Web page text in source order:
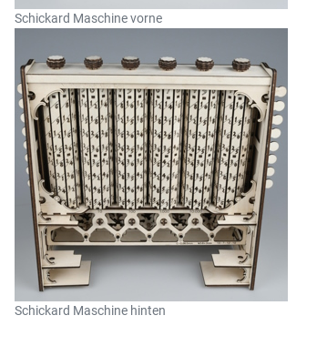
Schickard Maschine vorne
Schickard Maschine hinten